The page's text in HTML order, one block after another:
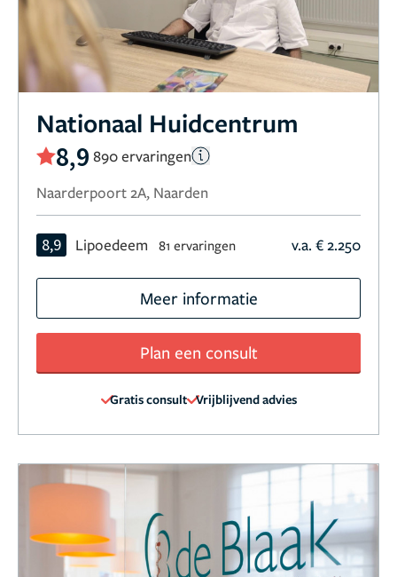
Nationaal Huidcentrum
8,9 890 ervaringen
Naarderpoort 2A, Naarden
8,9 Lipoedeem 81 ervaringen v.a. € 2.250
Meer informatie
Plan een consult
Gratis consult Vrijblijvend advies